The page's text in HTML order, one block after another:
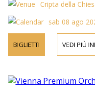
Cripta della
sab 08 ago
BIGLIETTI VEDI PIÙ